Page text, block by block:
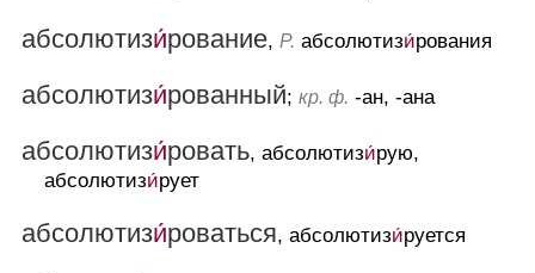
абсолютизи́рование, Р. абсолютизи́рования
абсолютизи́рованный; кр. ф. -ан, -ана
абсолютизи́ровать, абсолютизи́рую,
абсолютизи́рует
абсолютизи́роваться, абсолютизи́руется